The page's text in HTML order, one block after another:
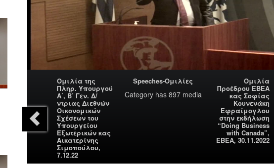
Ομιλία της
Πληρ. Υπουργού
Α΄, Β΄ Γεν. Δ/
ντριας Διεθνών
Οικονομικών
Σχέσεων του
Υπουργείου
Εξωτερικών κας
Αικατερίνης
Σιμοπούλου,
7.12.22
Speeches-Ομιλίες
Categoryhas 897 media
Ομιλία
Προέδρου ΕΒΕΑ
κας Σοφίας
Κουνενάκη
Εφραίμογλου
στην εκδήλωση
“Doing Business
with Canada”,
ΕΒΕΑ, 30.11.2022